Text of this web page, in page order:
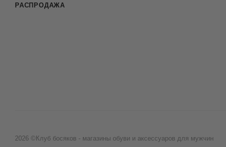
РАСПРОДАЖА
2026 ©Клуб босяков - магазины обуви и аксессуаров для мужчин